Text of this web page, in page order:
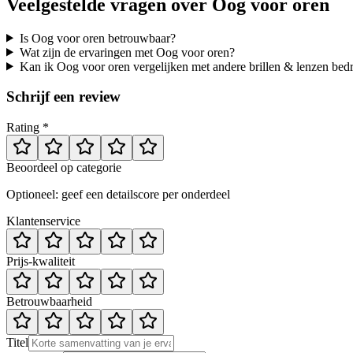
Veelgestelde vragen over Oog voor oren
Is Oog voor oren betrouwbaar?
Wat zijn de ervaringen met Oog voor oren?
Kan ik Oog voor oren vergelijken met andere brillen & lenzen
Schrijf een review
Rating *
Beoordeel op categorie
Optioneel: geef een detailscore per onderdeel
Klantenservice
Prijs-kwaliteit
Betrouwbaarheid
Titel